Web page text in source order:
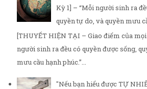
Kỳ 1] – “Mỗi người sinh ra
quyền tự do, và quyền mưu
[THUYẾT HIỆN TẠI – Giao điểm của
người sinh ra đều có quyền được sống,
mưu cầu hạnh phúc.”...
"Nếu bạn hiểu được TỰ